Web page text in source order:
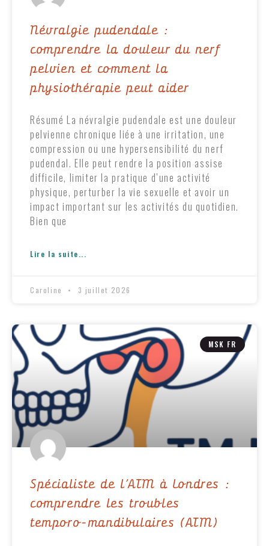
Névralgie pudendale :
comprendre la douleur du nerf
pelvien et comment la
physiothérapie peut aider
Résumé La névralgie pudendale est une douleur
pelvienne chronique liée à une irritation, une
compression ou une hypersensibilité du nerf
pudendal. Elle peut rendre la position assise
difficile, limiter la pratique d’une activité
physique, perturber la vie sexuelle et avoir un
impact important sur les activités du quotidien.
Bien que
Lire la suite...
Caroline 3 juillet 2026
MSK FR
Spécialiste de l’ATM à Londres :
comprendre les troubles
temporo-mandibulaires (ATM)